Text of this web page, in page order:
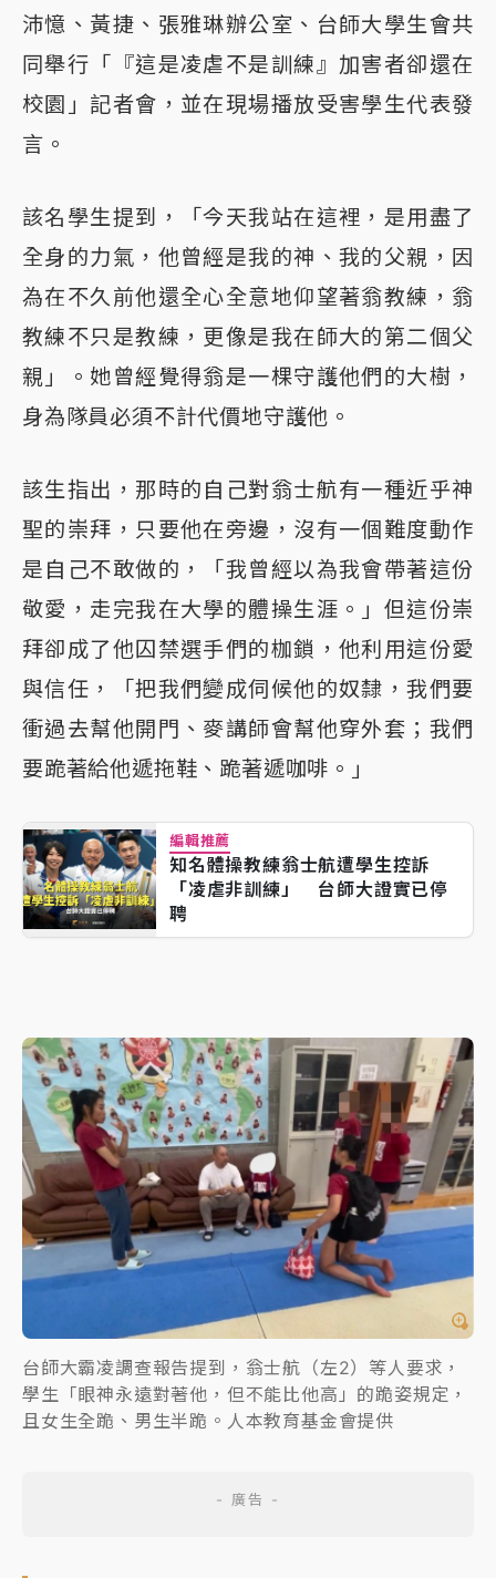
沛憶、黃捷、張雅琳辦公室、台師大學生會共
同舉行「『這是凌虐不是訓練』加害者卻還在
校園」記者會，並在現場播放受害學生代表發
言。
該名學生提到，「今天我站在這裡，是用盡了
全身的力氣，他曾經是我的神、我的父親，因
為在不久前他還全心全意地仰望著翁教練，翁
教練不只是教練，更像是我在師大的第二個父
親」。她曾經覺得翁是一棵守護他們的大樹，
身為隊員必須不計代價地守護他。
該生指出，那時的自己對翁士航有一種近乎神
聖的崇拜，只要他在旁邊，沒有一個難度動作
是自己不敢做的，「我曾經以為我會帶著這份
敬愛，走完我在大學的體操生涯。」但這份崇
拜卻成了他囚禁選手們的枷鎖，他利用這份愛
與信任，「把我們變成伺候他的奴隸，我們要
衝過去幫他開門、麥講師會幫他穿外套；我們
要跪著給他遞拖鞋、跪著遞咖啡。」
編輯推薦
知名體操教練翁士航遭學生控訴
「凌虐非訓練」 台師大證實已停
聘
台師大霸凌調查報告提到，翁士航（左2）等人要求，
學生「眼神永遠對著他，但不能比他高」的跪姿規定，
且女生全跪、男生半跪。人本教育基金會提供